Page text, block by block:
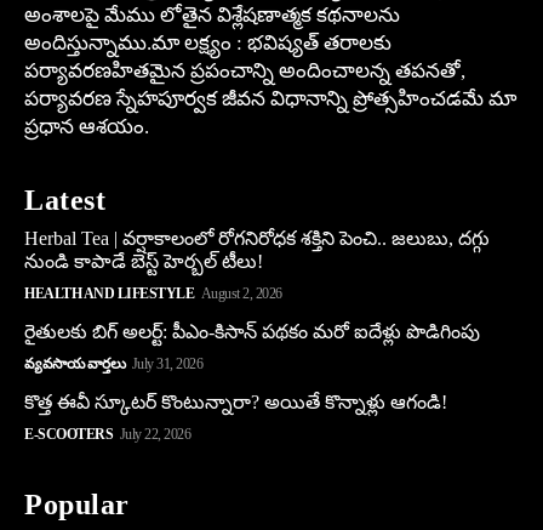
అంశాలపై మేము లోతైన విశ్లేషణాత్మక కథనాలను
అందిస్తున్నాము.మా లక్ష్యం : భవిష్యత్ తరాలకు
పర్యావరణహితమైన ప్రపంచాన్ని అందించాలన్న తపనతో,
పర్యావరణ స్నేహపూర్వక జీవన విధానాన్ని ప్రోత్సహించడమే మా
ప్రధాన ఆశయం.
Latest
Herbal Tea | వర్షాకాలంలో రోగనిరోధక శక్తిని పెంచి.. జలుబు, దగ్గు
నుండి కాపాడే బెస్ట్ హెర్బల్ టీలు!
HEALTH AND LIFESTYLE August 2, 2026
రైతులకు బిగ్ అలర్ట్: పీఎం-కిసాన్ పథకం మరో ఐదేళ్లు పొడిగింపు
వ్యవసాయ వార్తలు July 31, 2026
కొత్త ఈవీ స్కూట‌ర్ కొంటున్నారా? అయితే కొన్నాళ్లు ఆగండి!
E-SCOOTERS July 22, 2026
Popular